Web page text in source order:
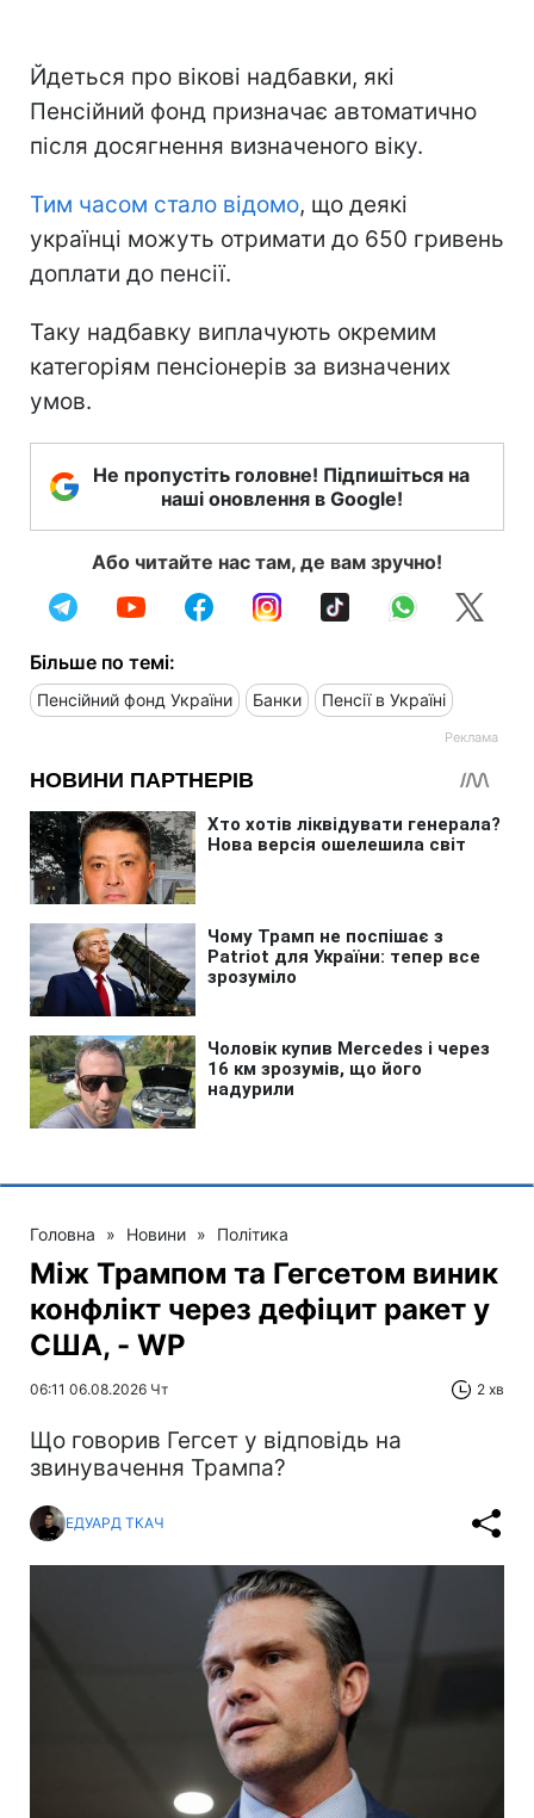
Йдеться про вікові надбавки, які
Пенсійний фонд призначає автоматично
після досягнення визначеного віку.
Тим часом стало відомо, що деякі
українці можуть отримати до 650 гривень
доплати до пенсії.
Таку надбавку виплачують окремим
категоріям пенсіонерів за визначених
умов.
Не пропустіть головне! Підпишіться на
наші оновлення в Google!
Або читайте нас там, де вам зручно!
Більше по темі:
Пенсійний фонд України Банки Пенсії в Україні
Головна » Новини » Політика
Між Трампом та Гегсетом виник
конфлікт через дефіцит ракет у
США, - WP
06:11 06.08.2026 Чт 2 хв
Що говорив Гегсет у відповідь на
звинувачення Трампа?
ЕДУАРД ТКАЧ